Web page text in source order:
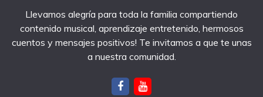
Llevamos alegría para toda la familia compartiendo
contenido musical, aprendizaje entretenido, hermosos
cuentos y mensajes positivos! Te invitamos a que te unas
a nuestra comunidad.